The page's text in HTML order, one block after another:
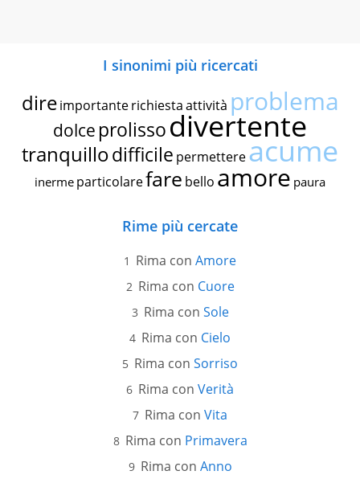
I sinonimi più ricercati
dire importante richiestaattività problema
dolce prolissodivertente
tranquillodifficile permettereacume
inerme particolarefare bello amore paura
Rime più cercate
Rima con Amore
Rima con Cuore
Rima con Sole
Rima con Cielo
Rima con Sorriso
Rima con Verità
Rima con Vita
Rima con Primavera
Rima con Anno